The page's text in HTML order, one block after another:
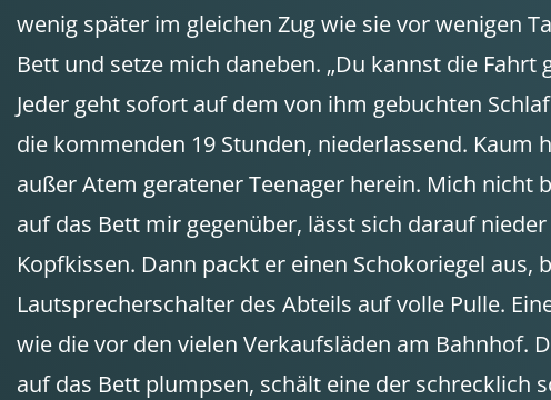
wenig später im gleichen Zug wie sie vor wenigen
Bett und setze mich daneben. „Du kannst die
Jeder geht sofort auf dem von ihm gebuchten
die kommenden 19 Stunden, niederlassend.
außer Atem geratener Teenager herein. Mich
auf das Bett mir gegenüber, lässt sich darauf
Kopfkissen. Dann packt er einen Schokoriegel
Lautsprecherschalter des Abteils auf volle Pulle.
wie die vor den vielen Verkaufsläden am Bahnhof.
auf das Bett plumpsen, schält eine der schrecklich